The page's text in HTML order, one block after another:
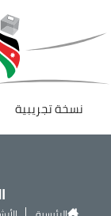
تجاوز إلى المحتوى
نسخة تجريبية